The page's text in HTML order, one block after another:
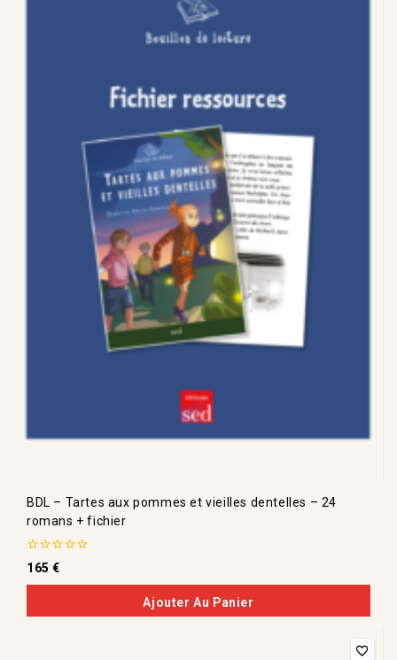
BDL – Tartes aux pommes et vieilles dentelles – 24
romans + fichier
0
de
5
165€
Ajouter Au Panier